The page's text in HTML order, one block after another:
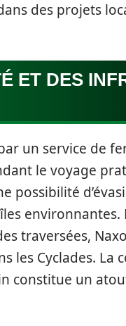
des projets
ET DES
par un service de
le voyage
possibilité
environnantes.
traversées,
les Cyclades.
constitue un